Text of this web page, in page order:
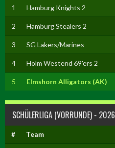
1 Hamburg Knights 2
2 Hamburg Stealers 2
3 SG Lakers/Marines
4 Holm Westend 69'ers 2
5 Elmshorn Alligators (AK)
SCHÜLERLIGA (VORRUNDE) - 2026
# Team